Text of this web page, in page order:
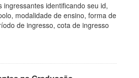
ingressantes identificando seu id,
modalidade de ensino, forma de
de ingresso, cota de ingresso